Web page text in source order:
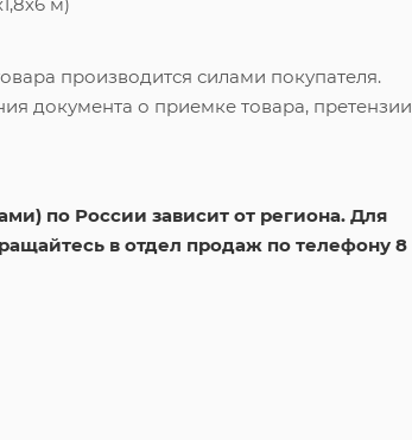
производится силами покупателя.
документа о приемке товара,
по России зависит от региона. Для
в отдел продаж по телефону 8